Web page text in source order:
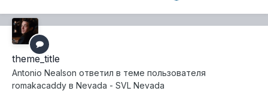
theme_title
Antonio Nealson ответил в теме пользователя
romakacaddy в Nevada - SVL Nevada